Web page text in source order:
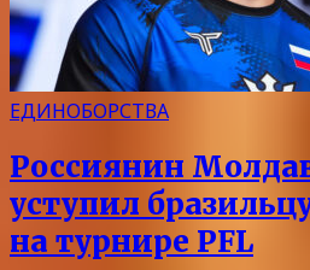
ЕДИНОБОРСТВА
Россиянин
уступил
на турнире PFL